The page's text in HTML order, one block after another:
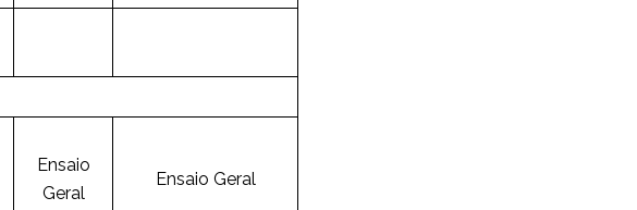
Ensaio
Geral
Ensaio Geral